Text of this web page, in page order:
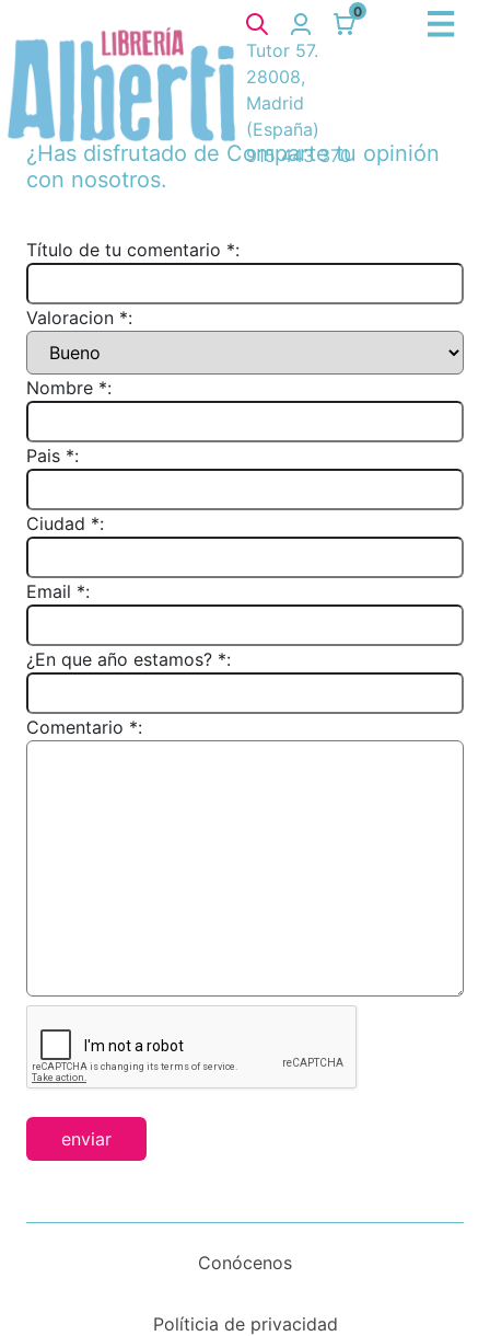
0
Tutor 57.
28008,
Madrid
(España)
915 443 370
¿Has disfrutado de Comparte tu opinión
con nosotros.
Título de tu comentario *:
Valoracion *:
Nombre *:
Pais *:
Ciudad *:
Email *:
¿En que año estamos? *:
Comentario *:
enviar
Conócenos
Políticia de privacidad